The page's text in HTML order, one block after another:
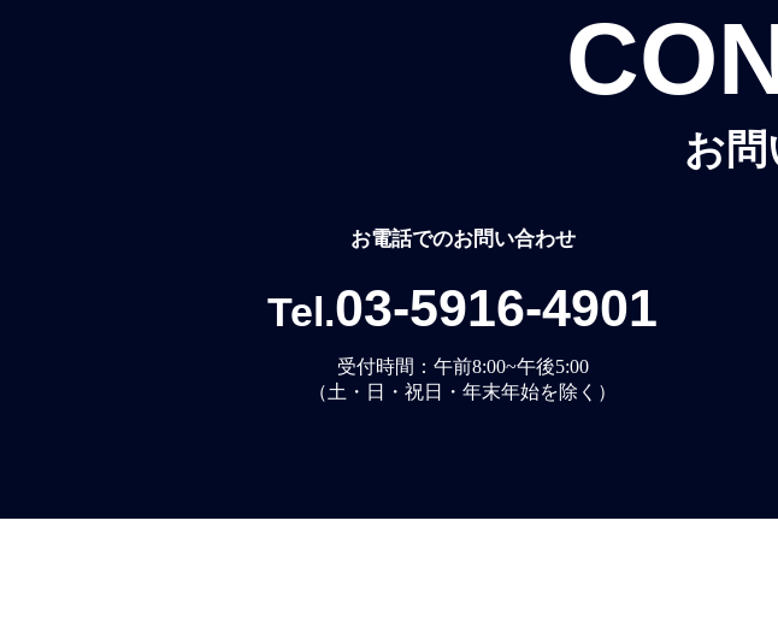
お
お電話でのお問い合わせ
Tel.03-5916-4901
受付時間：午前8:00~午後5:00
（土・日・祝日・年末年始を除く）